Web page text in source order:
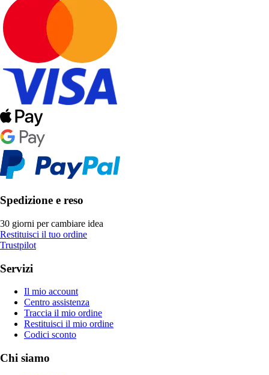
Spedizione e reso
30 giorni per cambiare idea
Restituisci il tuo ordine
Trustpilot
Servizi
Il mio account
Centro assistenza
Traccia il mio ordine
Restituisci il mio ordine
Codici sconto
Chi siamo